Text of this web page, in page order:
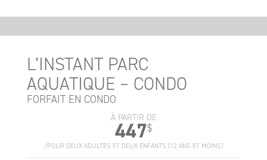
L’INSTANT PARC
AQUATIQUE – CONDO
FORFAIT EN CONDO
À PARTIR DE
447$
/POUR DEUX ADULTES ET DEUX ENFANTS (12 ANS ET MOINS)